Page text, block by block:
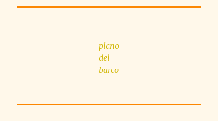
plano
del
barco